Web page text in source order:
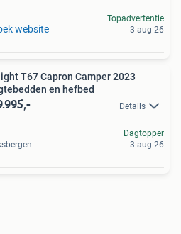
website
Topadvertentie
3 aug 26
T67 Capron Camper 2023
en hefbed
Details
Dagtopper
3 aug 26